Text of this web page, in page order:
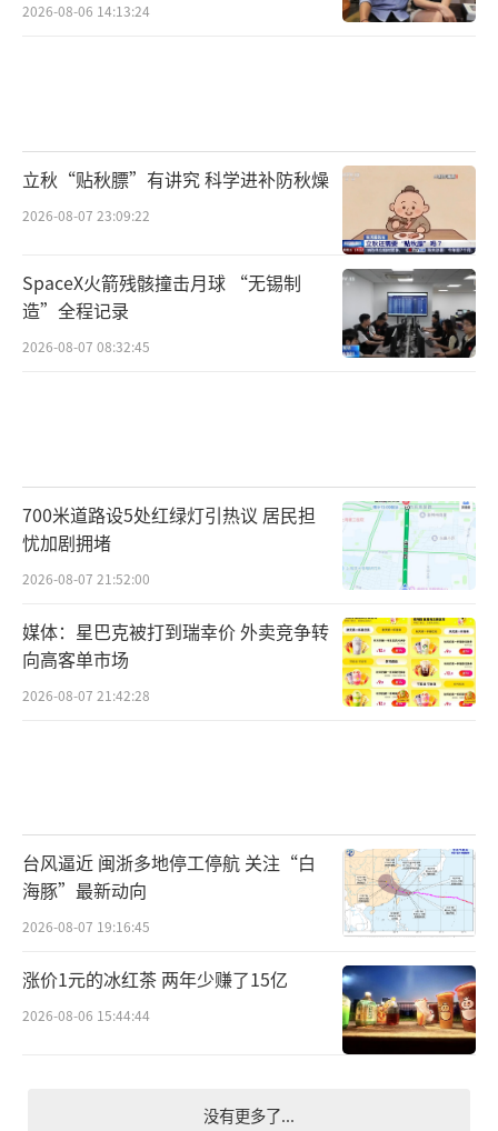
2026-08-06 14:13:24
立秋“贴秋膘”有讲究 科学进补防秋燥
2026-08-07 23:09:22
SpaceX火箭残骸撞击月球 “无锡制
造”全程记录
2026-08-07 08:32:45
700米道路设5处红绿灯引热议 居民担
忧加剧拥堵
2026-08-07 21:52:00
媒体：星巴克被打到瑞幸价 外卖竞争转
向高客单市场
2026-08-07 21:42:28
台风逼近 闽浙多地停工停航 关注“白
海豚”最新动向
2026-08-07 19:16:45
涨价1元的冰红茶 两年少赚了15亿
2026-08-06 15:44:44
没有更多了...